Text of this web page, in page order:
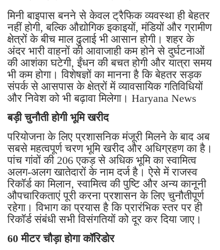
मिनी बाइपास बनने से केवल ट्रैफिक व्यवस्था ही बेहतर
नहीं होगी, बल्कि औद्योगिक इकाइयों, मंडियों और ग्रामीण
क्षेत्रों के बीच माल ढुलाई भी आसान होगी। शहर के
अंदर भारी वाहनों की आवाजाही कम होने से दुर्घटनाओं
की आशंका घटेगी, ईंधन की बचत होगी और यात्रा समय
भी कम होगा। विशेषज्ञों का मानना है कि बेहतर सड़क
संपर्क से आसपास के क्षेत्रों में व्यावसायिक गतिविधियों
और निवेश को भी बढ़ावा मिलेगा। Haryana News
बड़ी चुनौती होगी भूमि खरीद
परियोजना के लिए प्रशासनिक मंजूरी मिलने के बाद अब
सबसे महत्वपूर्ण चरण भूमि खरीद और अधिग्रहण का है।
पांच गांवों की 206 एकड़ से अधिक भूमि का स्वामित्व
अलग-अलग खातेदारों के नाम दर्ज है। ऐसे में राजस्व
रिकॉर्ड का मिलान, स्वामित्व की पुष्टि और अन्य कानूनी
औपचारिकताएं पूरी करना प्रशासन के लिए चुनौतीपूर्ण
रहेगा। विभाग का प्रयास है कि प्रारंभिक स्तर पर ही
रिकॉर्ड संबंधी सभी विसंगतियों को दूर कर दिया जाए।
60 मीटर चौड़ा होगा कॉरिडोर